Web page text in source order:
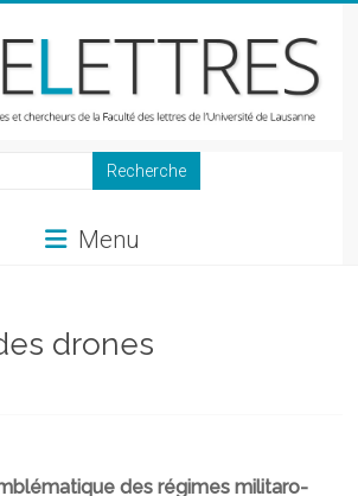
Menu
drones
des régimes militaro-